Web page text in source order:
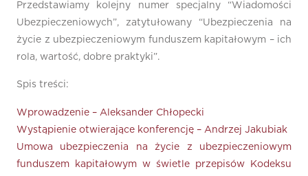
Przedstawiamy kolejny numer specjalny “Wiadomości
Ubezpieczeniowych”, zatytułowany “Ubezpieczenia na
życie z ubezpieczeniowym funduszem kapitałowym – ich
rola, wartość, dobre praktyki”.
Spis treści:
Wprowadzenie – Aleksander Chłopecki
Wystąpienie otwierające konferencję – Andrzej Jakubiak
Umowa ubezpieczenia na życie z ubezpieczeniowym
funduszem kapitałowym w świetle przepisów Kodeksu